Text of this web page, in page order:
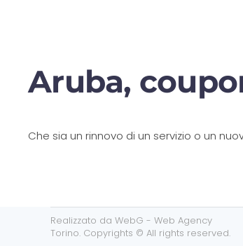
Aruba,
Che sia un rinnovo di un servizio o un
Realizzato da WebG - Web Agency
Torino. Copyrights © All rights reserved.